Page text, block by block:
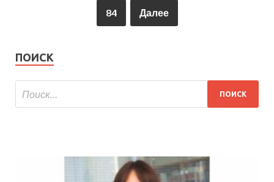
84 Далее
ПОИСК